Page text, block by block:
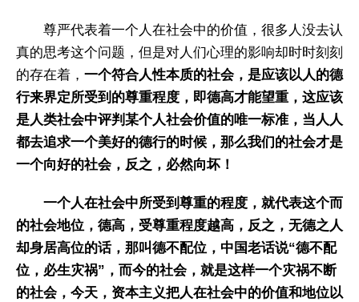
尊严代表着一个人在社会中的价值，很多人没去认
真的思考这个问题，但是对人们心理的影响却时时刻刻
的存在着， 一个符合人性本质的社会，是应该以人的德
行来界定所受到的尊重程度，即德高才能望重，这应该
是人类社会中评判某个人社会价值的唯一标准，当人人
都去追求一个美好的德行的时候，那么我们的社会才是
一个向好的社会，反之，必然向坏！
一个人在社会中所受到尊重的程度，就代表这个而
的社会地位，德高，受尊重程度越高，反之，无德之人
却身居高位的话，那叫德不配位，中国老话说“德不配
位，必生灾祸”，而今的社会，就是这样一个灾祸不断
的社会，今天，资本主义把人在社会中的价值和地位以